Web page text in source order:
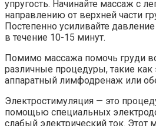
упругость. Начинайте массаж с
направлению от верхней части
Постепенно усиливайте
в течение 10-15 минут.
Помимо массажа помочь груди
различные процедуры, такие как
аппаратный лимфодренаж или
Электростимуляция — это
помощью специальных
слабый электрический ток. Этот